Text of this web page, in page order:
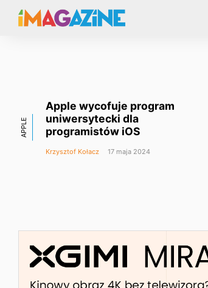
APPLE
Apple wycofuje program
uniwersytecki dla
programistów iOS
Krzysztof Kołacz 17 maja 2024